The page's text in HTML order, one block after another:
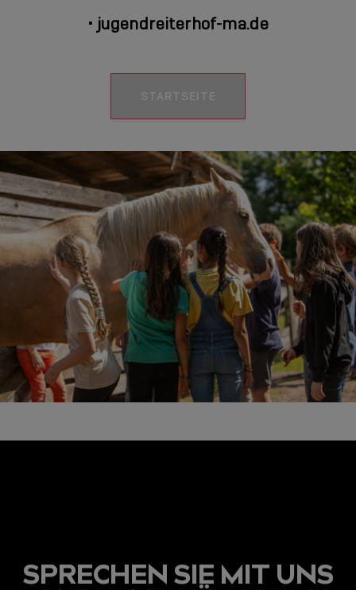
• jugendreiterhof-ma.de
STARTSEITE
SPRECHEN SIE MIT UNS